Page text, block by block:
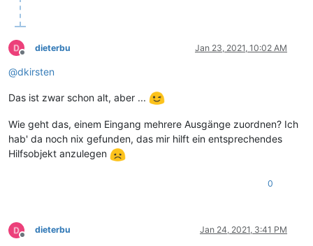
Offline
dieterbu Jan 23, 2021, 10:02 AM
@dkirsten
Das ist zwar schon alt, aber ...
Wie geht das, einem Eingang mehrere Ausgänge zuordnen? Ich
hab' da noch nix gefunden, das mir hilft ein entsprechendes
Hilfsobjekt anzulegen
0
Offline
dieterbu Jan 24, 2021, 3:41 PM